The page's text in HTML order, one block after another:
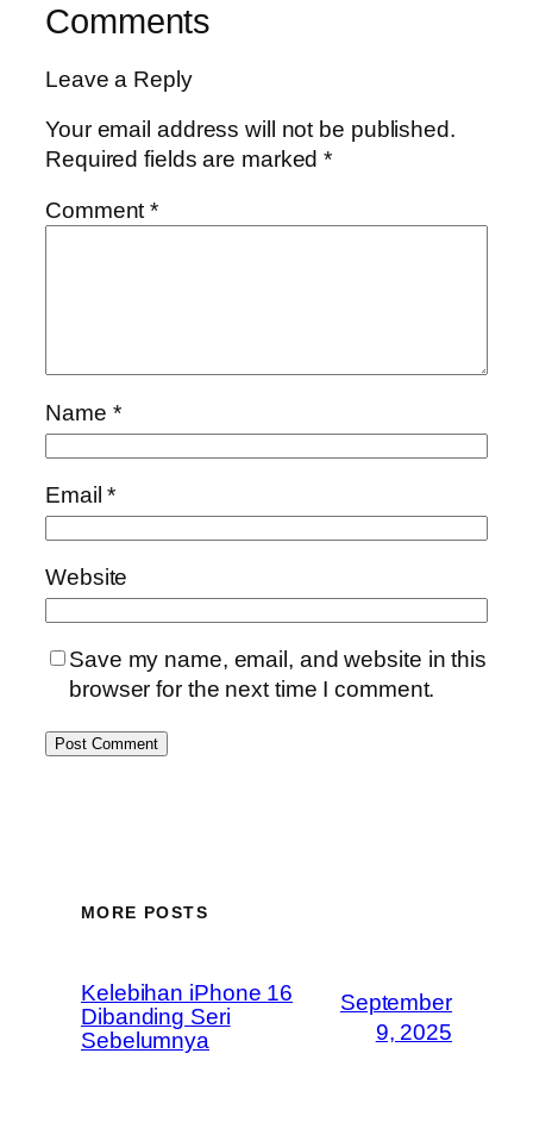
Comments
Leave a Reply
Your email address will not be published.
Required fields are marked*
Comment*
Name *
Email*
Website
Save my name, email, and website in this
browser for the next time I comment.
MORE POSTS
Kelebihan iPhone 16
Dibanding Seri
Sebelumnya
September
9, 2025